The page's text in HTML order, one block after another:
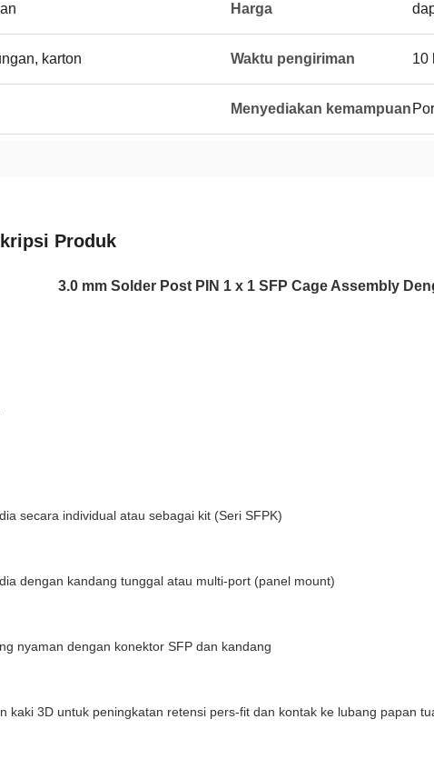
Harga
karton Waktu pengiriman 10
Menyediakan kemampuan
Produk
3.0 mm Solder Post PIN 1 x 1 SFP Cage Assembly
secara individual atau sebagai kit (Seri SFPK)
dengan kandang tunggal atau multi-port (panel mount)
nyaman dengan konektor SFP dan kandang
kaki 3D untuk peningkatan retensi pers-fit dan kontak ke lubang papan